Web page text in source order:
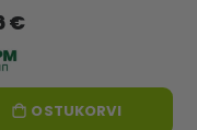
€
OSTUKORVI